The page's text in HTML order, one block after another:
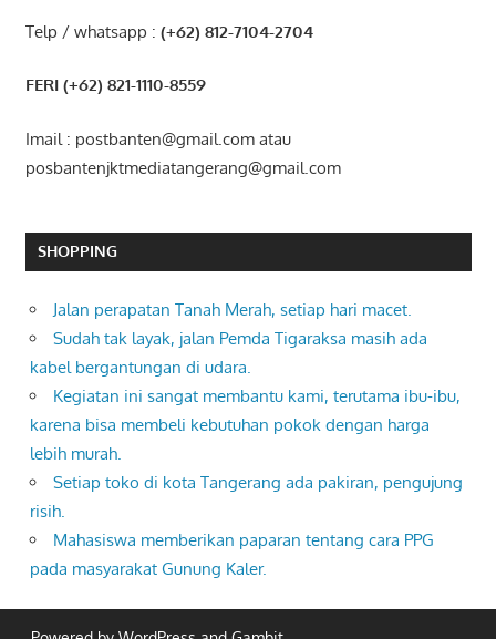
Telp / whatsapp : (+62) 812-7104-2704
FERI (+62) 821-1110-8559
Imail : postbanten@gmail.com atau
posbantenjktmediatangerang@gmail.com
SHOPPING
Jalan perapatan Tanah Merah, setiap hari macet.
Sudah tak layak, jalan Pemda Tigaraksa masih ada
kabel bergantungan di udara.
Kegiatan ini sangat membantu kami, terutama ibu-ibu,
karena bisa membeli kebutuhan pokok dengan harga
lebih murah.
Setiap toko di kota Tangerang ada pakiran, pengujung
risih.
Mahasiswa memberikan paparan tentang cara PPG
pada masyarakat Gunung Kaler.